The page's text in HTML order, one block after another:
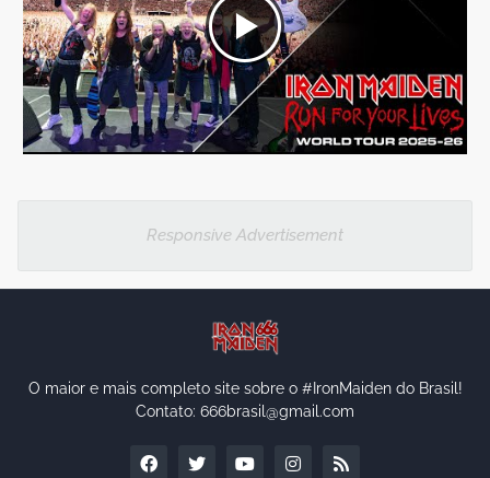
Responsive Advertisement
O maior e mais completo site sobre o #IronMaiden do Brasil!
Contato: 666brasil@gmail.com